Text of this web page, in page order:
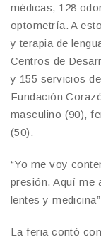
médicas, 128
optometría. A
y terapia de
Centros de
y 155 servicios
Fundación
masculino (90),
(50).
“Yo me voy
presión. Aquí me
lentes y
La feria contó